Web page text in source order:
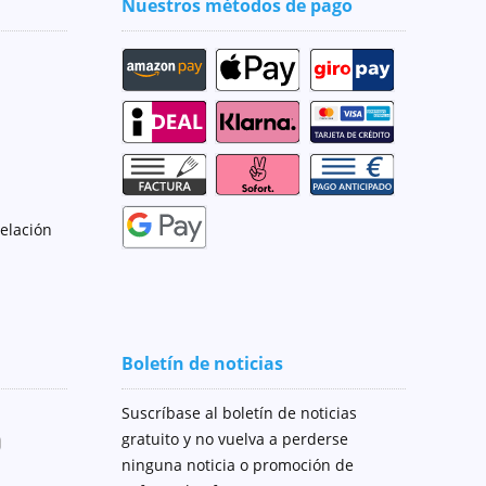
Nuestros métodos de pago
Boletín de noticias
Suscríbase al boletín de noticias
gratuito y no vuelva a perderse
ninguna noticia o promoción de